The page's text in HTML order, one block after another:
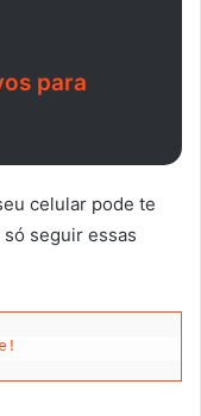
para
celular pode te
seguir essas